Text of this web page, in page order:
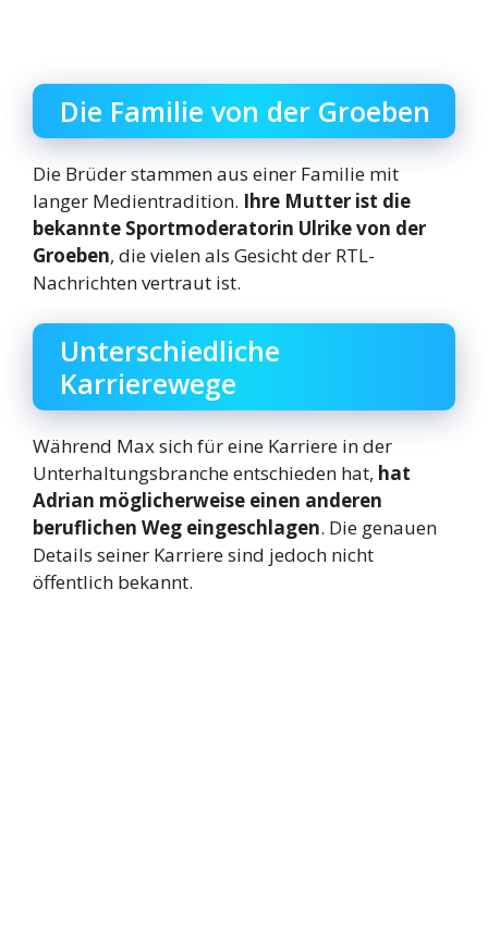
Die Familie von der Groeben
Die Brüder stammen aus einer Familie mit
langer Medientradition. Ihre Mutter ist die
bekannte Sportmoderatorin Ulrike von der
Groeben, die vielen als Gesicht der RTL-
Nachrichten vertraut ist.
Unterschiedliche
Karrierewege
Während Max sich für eine Karriere in der
Unterhaltungsbranche entschieden hat, hat
Adrian möglicherweise einen anderen
beruflichen Weg eingeschlagen. Die genauen
Details seiner Karriere sind jedoch nicht
öffentlich bekannt.